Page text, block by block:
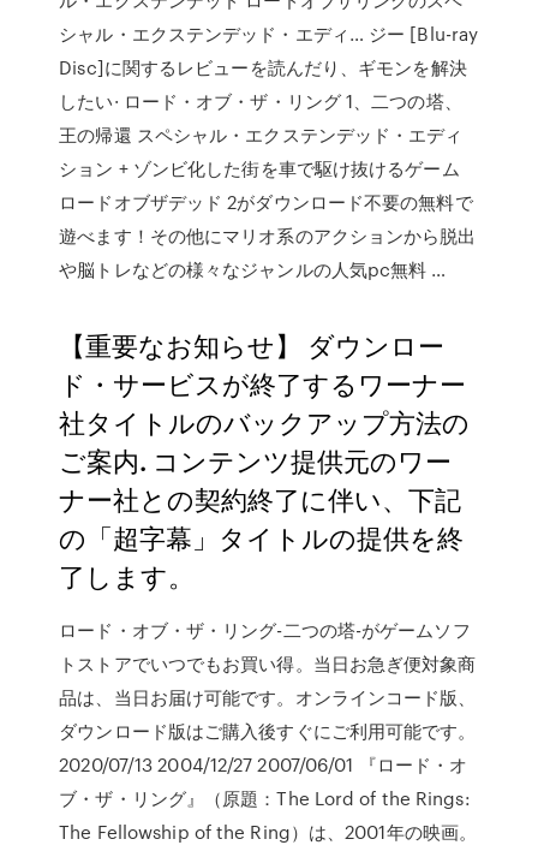
シャル・エクステンデッド・エディ… ジー [Blu-ray
Disc]に関するレビューを読んだり、ギモンを解決
したい· ロード・オブ・ザ・リング 1、二つの塔、
王の帰還 スペシャル・エクステンデッド・エディ
ション + ゾンビ化した街を車で駆け抜けるゲーム
ロードオブザデッド 2がダウンロード不要の無料で
遊べます！その他にマリオ系のアクションから脱出
や脳トレなどの様々なジャンルの人気pc無料 …
【重要なお知らせ】 ダウンロー
ド・サービスが終了するワーナー
社タイトルのバックアップ方法の
ご案内. コンテンツ提供元のワー
ナー社との契約終了に伴い、下記
の「超字幕」タイトルの提供を終
了します。
ロード・オブ・ザ・リング-二つの塔-がゲームソフ
トストアでいつでもお買い得。当日お急ぎ便対象商
品は、当日お届け可能です。オンラインコード版、
ダウンロード版はご購入後すぐにご利用可能です。
2020/07/13 2004/12/27 2007/06/01 『ロード・オ
ブ・ザ・リング』（原題：The Lord of the Rings:
The Fellowship of the Ring）は、2001年の映画。